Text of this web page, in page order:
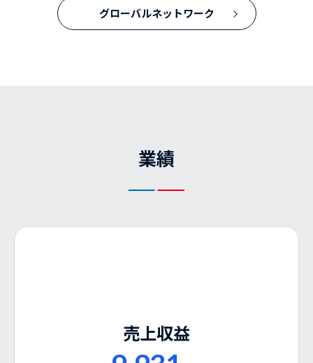
グローバルネットワーク
業績
売上収益